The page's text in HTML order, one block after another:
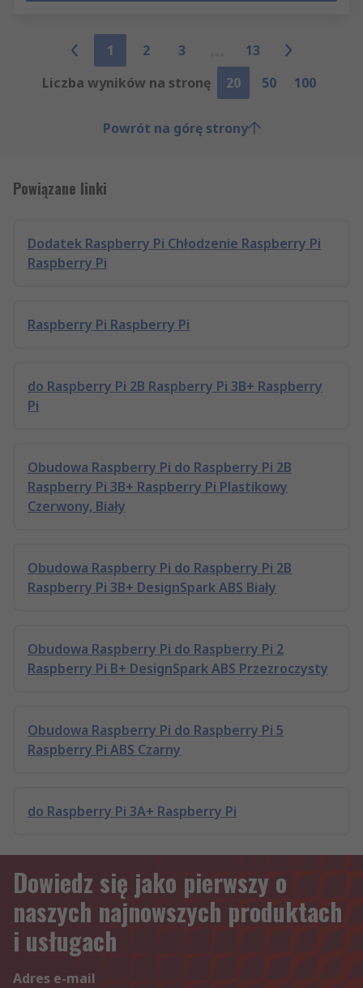
1 2 3
13
Liczba wyników na stronę
20 50 100
Powrót na górę strony
Powiązane linki
Dodatek Raspberry Pi Chłodzenie Raspberry Pi
Raspberry Pi
Raspberry Pi Raspberry Pi
do Raspberry Pi 2B Raspberry Pi 3B+ Raspberry
Pi
Obudowa Raspberry Pi do Raspberry Pi 2B
Raspberry Pi 3B+ Raspberry Pi Plastikowy
Czerwony, Biały
Obudowa Raspberry Pi do Raspberry Pi 2B
Raspberry Pi 3B+ DesignSpark ABS Biały
Obudowa Raspberry Pi do Raspberry Pi 2
Raspberry Pi B+ DesignSpark ABS Przezroczysty
Obudowa Raspberry Pi do Raspberry Pi 5
Raspberry Pi ABS Czarny
do Raspberry Pi 3A+ Raspberry Pi
Dowiedz się jako pierwszy o
naszych najnowszych produktach
i usługach
Adres e-mail